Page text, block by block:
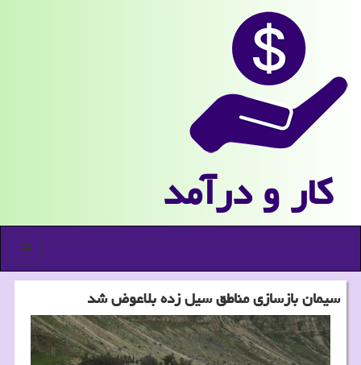
كار و درآمد
منو
سیمان بازسازی مناطق سیل زده بلاعوض شد